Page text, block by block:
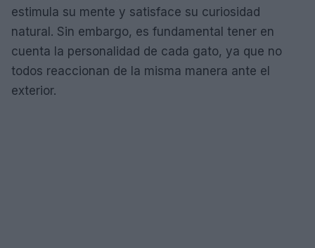
estimula su mente y satisface su curiosidad
natural. Sin embargo, es fundamental tener en
cuenta la personalidad de cada gato, ya que no
todos reaccionan de la misma manera ante el
exterior.